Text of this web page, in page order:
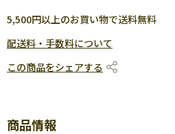
5,500円以上のお買い物で送料無料
配送料・手数料について
この商品をシェアする
商品情報